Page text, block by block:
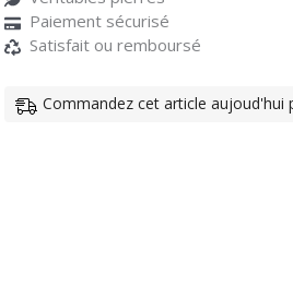
Paiement sécurisé
Satisfait ou remboursé
Commandez cet article aujoud'hui